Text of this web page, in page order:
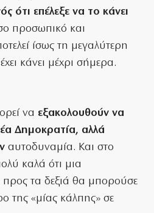
ότι επέλεξε να το κάνει
προσωπικό και
ίσως τη μεγαλύτερη
κάνει μέχρι σήμερα.
να εξακολουθούν να
Δημοκρατία, αλλά
αυτοδυναμία. Και στο
καλά ότι μια
τα δεξιά θα μπορούσε
της «μίας κάλπης» σε